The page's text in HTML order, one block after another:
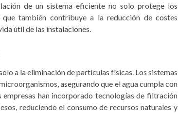
de un sistema eficiente no solo protege los
también contribuye a la reducción de costes
útil de las instalaciones.
a la eliminación de partículas físicas. Los sistemas
asegurando que el agua cumpla con
empresas han incorporado tecnologías de filtración
reduciendo el consumo de recursos naturales y